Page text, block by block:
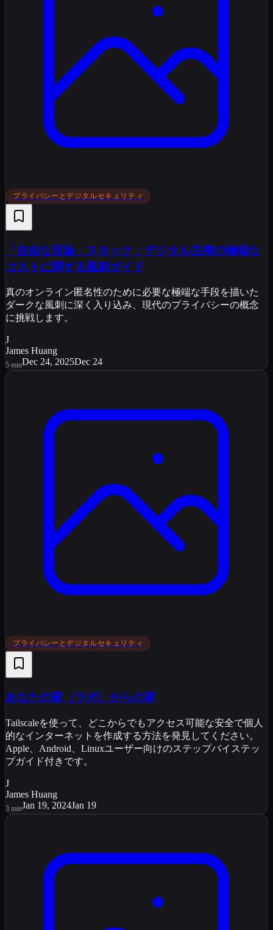
プライバシーとデジタルセキュリティ
「自由な言論」スタック：デジタル主権の極端な
コストに関する風刺ガイド
真のオンライン匿名性のために必要な極端な手段を描いた
ダークな風刺に深く入り込み、現代のプライバシーの概念
に挑戦します。
J
James Huang
5 minDec 24, 2025Dec 24
プライバシーとデジタルセキュリティ
あなたの家（ラボ）からの家
Tailscaleを使って、どこからでもアクセス可能な安全で個人
的なインターネットを作成する方法を発見してください。
Apple、Android、Linuxユーザー向けのステップバイステッ
プガイド付きです。
J
James Huang
3 minJan 19, 2024Jan 19